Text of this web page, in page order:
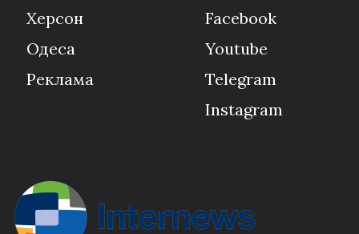
Херсон
Одеса
Реклама
Facebook
Youtube
Telegram
Instagram